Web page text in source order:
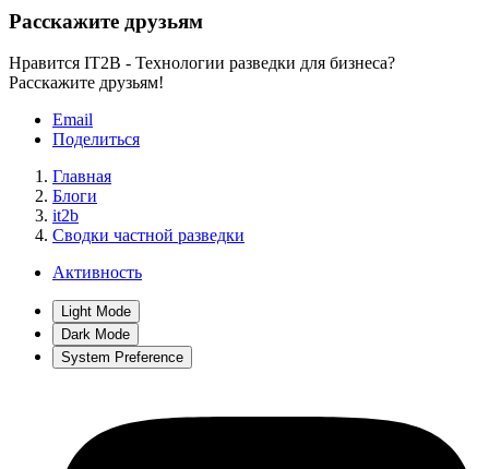
Расскажите друзьям
Нравится IT2B - Технологии разведки для бизнеса?
Расскажите друзьям!
Email
Поделиться
Главная
Блоги
it2b
Сводки частной разведки
Активность
Light Mode
Dark Mode
System Preference